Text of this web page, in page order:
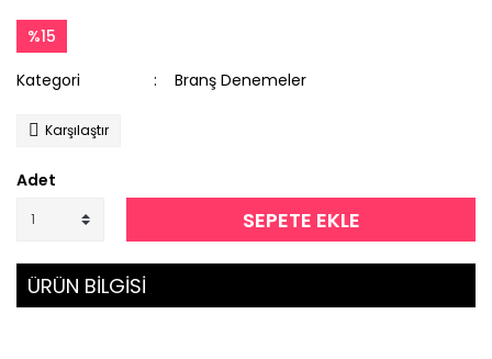
%15
Kategori Branş Denemeler
Karşılaştır
Adet
SEPETE EKLE
ÜRÜN BİLGİSİ